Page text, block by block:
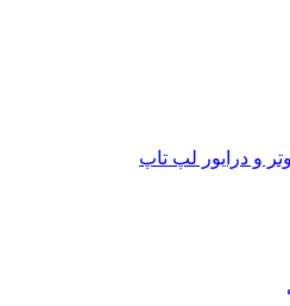
و درایور لپ تاپ